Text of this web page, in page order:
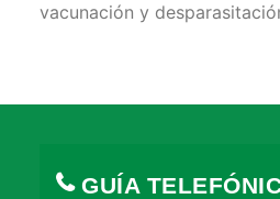
vacunación y
GUÍA